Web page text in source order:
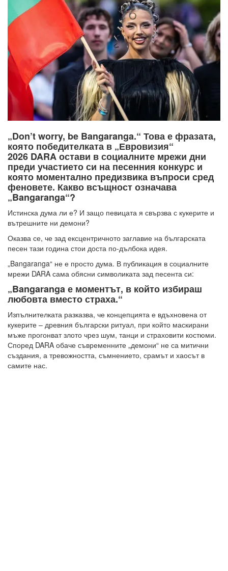
„Don’t worry, be Bangaranga.“ Това е фразата,
която победителката в „Евровизия“
2026 DARA остави в социалните мрежи дни
преди участието си на песенния конкурс и
която моментално предизвика въпроси сред
феновете. Какво всъщност означава
„Bangaranga“?
Истинска дума ли е? И защо певицата я свързва с кукерите и
вътрешните ни демони?
Оказва се, че зад ексцентричното заглавие на българската
песен тази година стои доста по-дълбока идея.
„Bangaranga“ не е просто дума. В публикация в социалните
мрежи DARA сама обясни символиката зад песента си:
„Bangaranga е моментът, в който избираш
любовта вместо страха.“
Изпълнителката разказва, че концепцията е вдъхновена от
кукерите – древния български ритуал, при който маскирани
мъже прогонват злото чрез шум, танци и страховити костюми.
Според DARA обаче съвременните „демони“ не са митични
създания, а тревожността, съмнението, срамът и хаосът в
самите нас.